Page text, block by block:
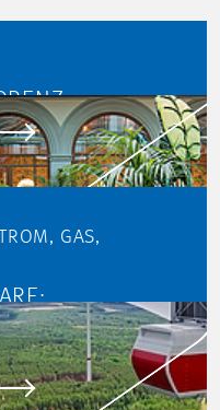
GAS,
STAGE-